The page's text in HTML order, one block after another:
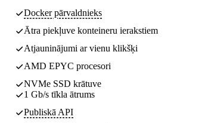
Docker pārvaldnieks
Ātra piekļuve konteineru ierakstiem
Atjauninājumi ar vienu klikšķi
AMD EPYC procesori
NVMe SSD krātuve
1 Gb/s tīkla ātrums
Publiskā API